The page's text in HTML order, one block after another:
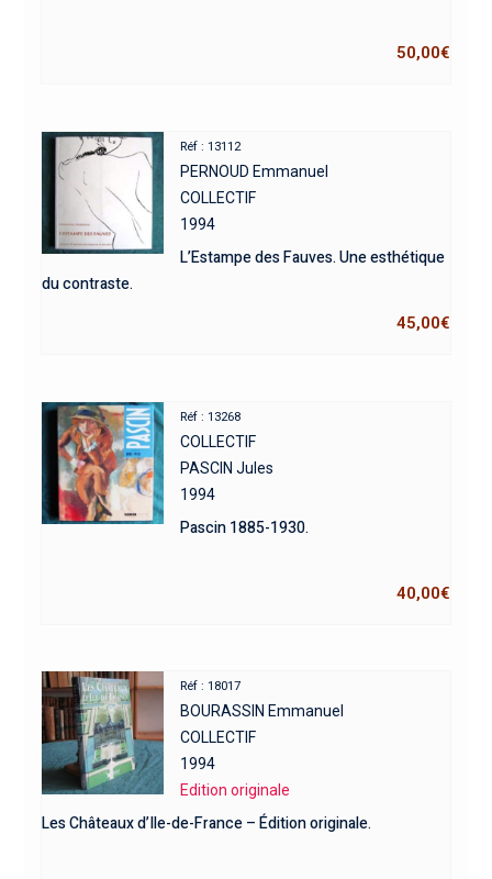
50,00€
Réf : 13112
PERNOUD Emmanuel
COLLECTIF
1994
L’Estampe des Fauves. Une esthétique
du contraste.
45,00€
Réf : 13268
COLLECTIF
PASCIN Jules
1994
Pascin 1885-1930.
40,00€
Réf : 18017
BOURASSIN Emmanuel
COLLECTIF
1994
Edition originale
Les Châteaux d’Ile-de-France – Édition originale.